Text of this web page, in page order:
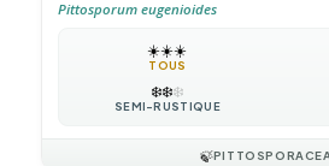
Pittosporum eugenioides
☀️☀️☀️
TOUS
❄️❄️❄️
SEMI-RUSTIQUE
🍃